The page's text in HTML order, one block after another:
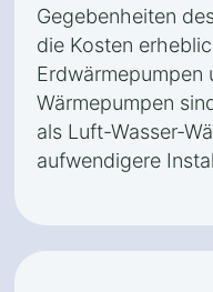
Gegebenheiten
die Kosten
Erdwärmepumpen
Wärmepumpen
als Luft-Wasser-
aufwendigere